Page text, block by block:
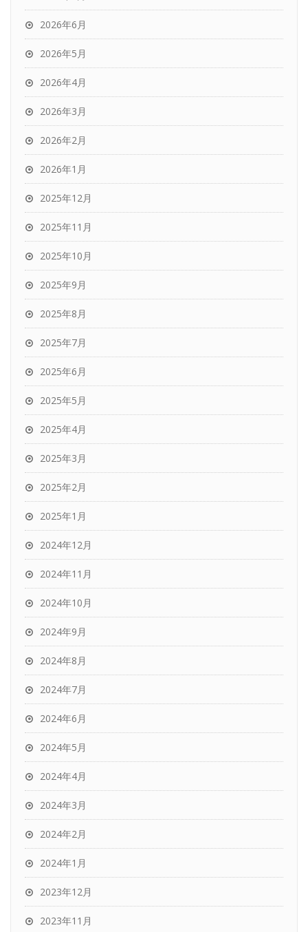
2026年6月
2026年5月
2026年4月
2026年3月
2026年2月
2026年1月
2025年12月
2025年11月
2025年10月
2025年9月
2025年8月
2025年7月
2025年6月
2025年5月
2025年4月
2025年3月
2025年2月
2025年1月
2024年12月
2024年11月
2024年10月
2024年9月
2024年8月
2024年7月
2024年6月
2024年5月
2024年4月
2024年3月
2024年2月
2024年1月
2023年12月
2023年11月